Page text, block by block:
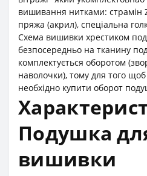
вишивання нитками:
пряжа (акрил), спеціальна
Схема вишивки хрестиком
безпосередньо на тканину
комплектується оборотом
наволочки), тому для того
необхідно купити оборот
Подушка
вишивки